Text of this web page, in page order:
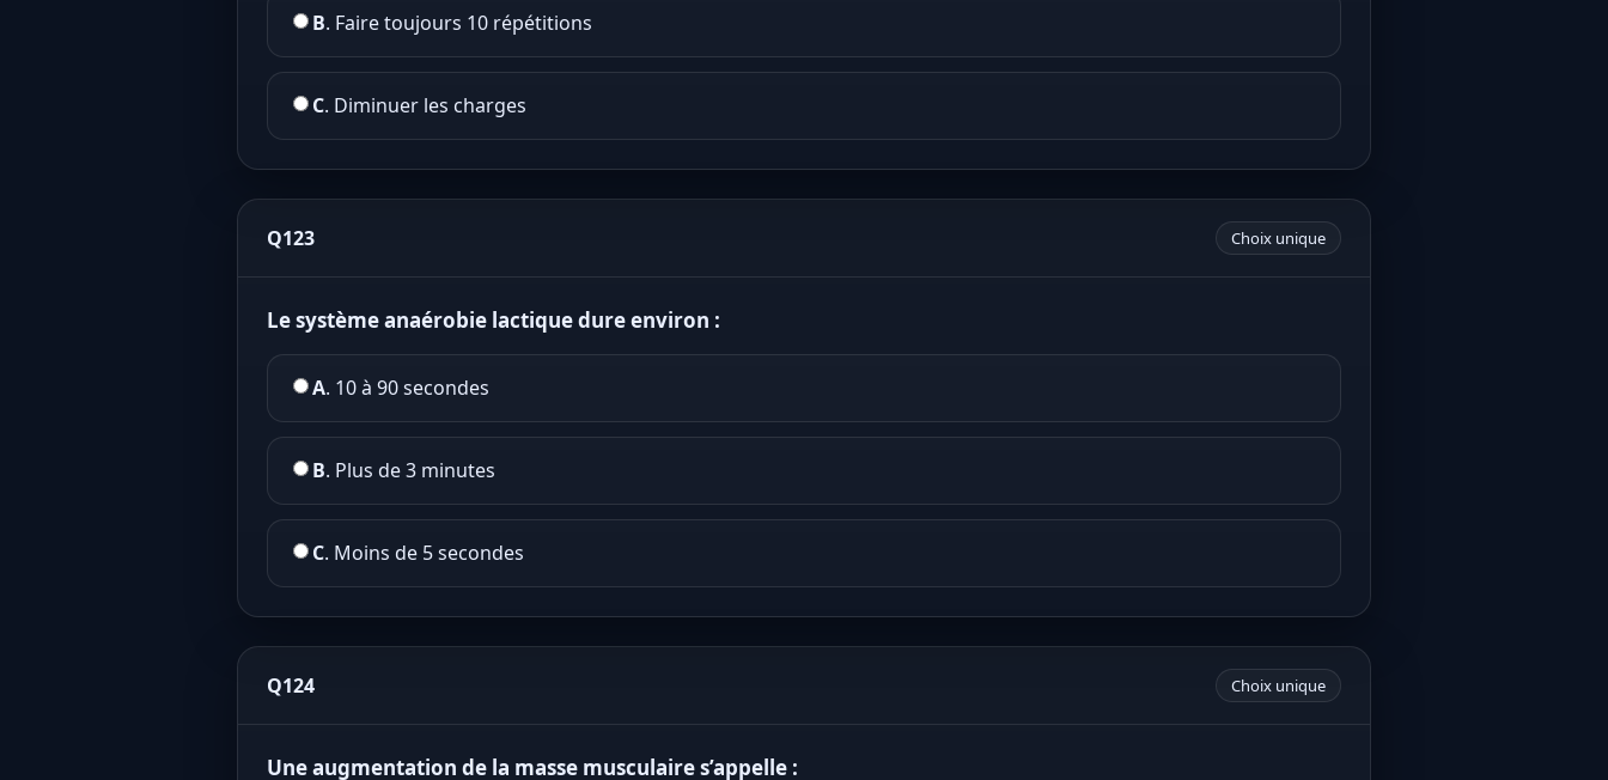
B. Faire toujours 10 répétitions
C. Diminuer les charges
Q123 Choix unique
Le système anaérobie lactique dure environ :
A. 10 à 90 secondes
B. Plus de 3 minutes
C. Moins de 5 secondes
Q124 Choix unique
Une augmentation de la masse musculaire s’appelle :